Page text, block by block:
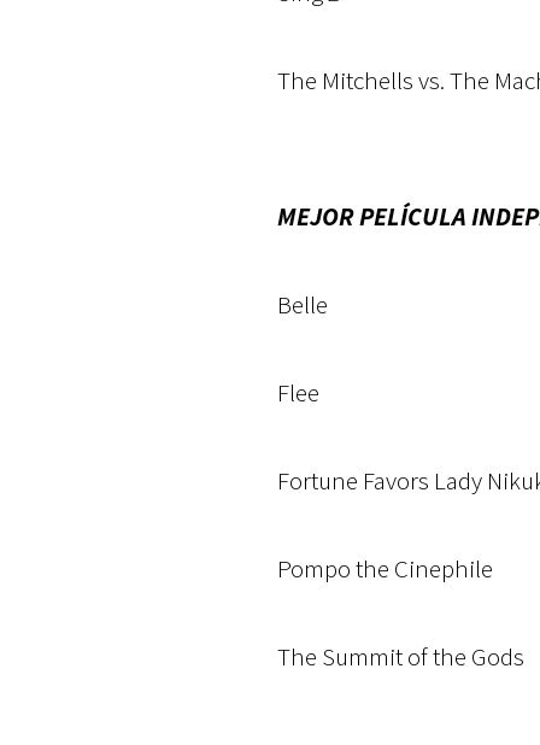
The Mitchells vs. The
MEJOR PELÍCULA
Belle
Flee
Fortune Favors Lady
Pompo the Cinephile
The Summit of the Gods